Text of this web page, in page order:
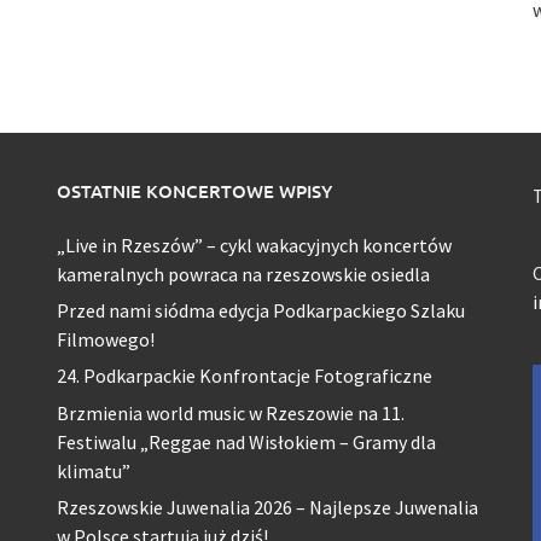
OSTATNIE KONCERTOWE WPISY
„Live in Rzeszów” – cykl wakacyjnych koncertów
kameralnych powraca na rzeszowskie osiedla
Przed nami siódma edycja Podkarpackiego Szlaku
Filmowego!
24. Podkarpackie Konfrontacje Fotograficzne
Brzmienia world music w Rzeszowie na 11.
Festiwalu „Reggae nad Wisłokiem – Gramy dla
klimatu”
Rzeszowskie Juwenalia 2026 – Najlepsze Juwenalia